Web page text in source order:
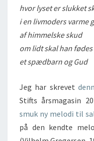
hvor lyset er slukket
i en livmoders varme
af himmelske skud
om lidt skal han
et spædbarn og Gud
Jeg har skrevet
Stifts årsmagasin
smuk ny melodi til
på den kendte